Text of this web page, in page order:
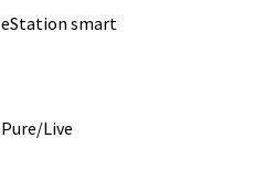
eStation smart
Pure/Live